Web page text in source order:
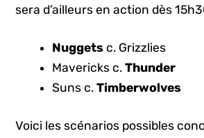
sera d’ailleurs en action dès
Nuggetsc. Grizzlies
Mavericks c.Thunder
Suns c.Timberwolves
Voici les scénarios possibles